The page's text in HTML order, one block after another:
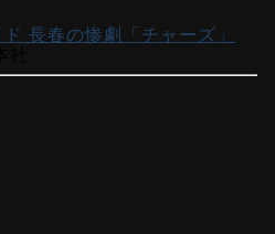
長春の惨劇「チャーズ」